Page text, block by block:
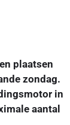
plaatsen
zondag.
in
aantal